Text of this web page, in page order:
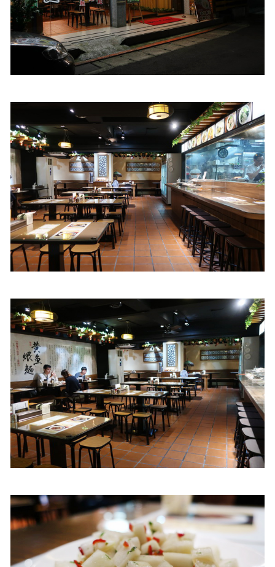
享樂隨手拍
照相簿
影音區
歷史區
關於Yilan
個人著作
活動實況記錄
媒體報導一覽
合作與代言
訂閱電子報